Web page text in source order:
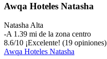
Awqa Hoteles Natasha
Natasha Alta
‐A 1.39 mi de la zona centro
8.6/10 ¡Excelente! (19 opiniones)
Awqa Hoteles Natasha